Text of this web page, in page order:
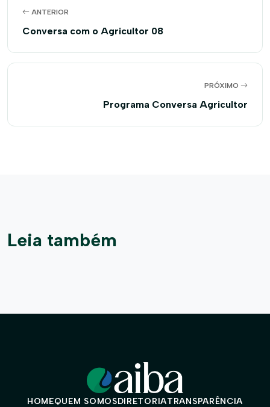
ANTERIOR
Conversa com o Agricultor 08
PRÓXIMO
Programa Conversa Agricultor
Leia também
HOMEQUEM SOMOSDIRETORIATRANSPARÊNCIA